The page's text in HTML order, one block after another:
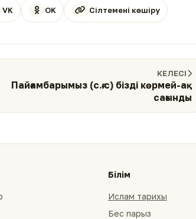
VK OK Сілтемені көшіру
КЕЛЕСІ
Пайғамбарымыз (с.ғ.с) бізді көрмей-ақ
сағынды
Білім
Ислам тарихы
Бес парыз